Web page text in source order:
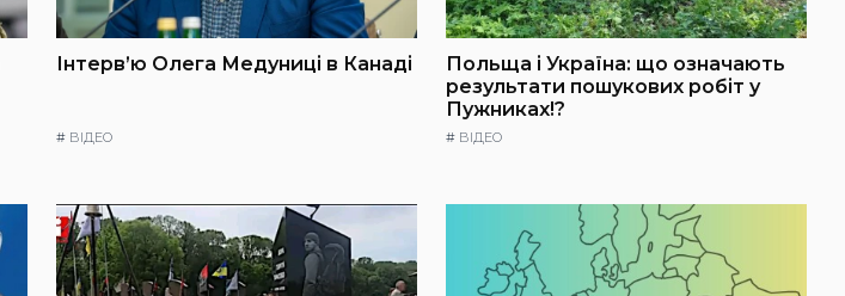
Інтерв’ю Олега Медуниці в Канаді
# ВІДЕО
Польща і Україна: що означають
результати пошукових робіт у
Пужниках!?
# ВІДЕО